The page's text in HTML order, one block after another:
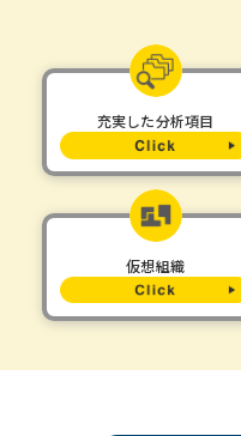
充実した分析項目
仮想組織